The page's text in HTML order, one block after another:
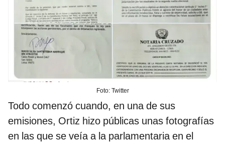
Foto: Twitter
Todo comenzó cuando, en una de sus
emisiones, Ortiz hizo públicas unas fotografías
en las que se veía a la parlamentaria en el